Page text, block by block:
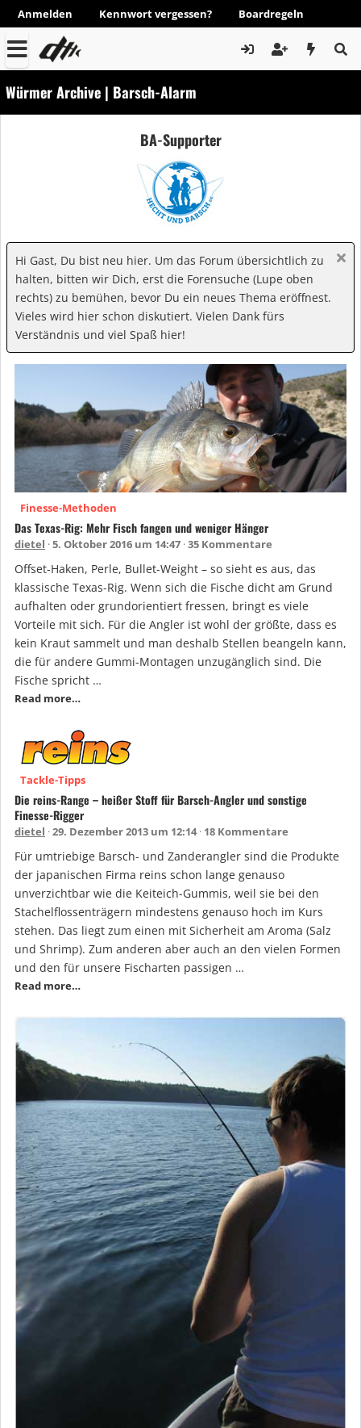
Anmelden Kennwort vergessen? Boardregeln
Würmer Archive | Barsch-Alarm
BA-Supporter
Hi Gast, Du bist neu hier. Um das Forum übersichtlich zu
halten, bitten wir Dich, erst die Forensuche (Lupe oben
rechts) zu bemühen, bevor Du ein neues Thema eröffnest.
Vieles wird hier schon diskutiert. Vielen Dank fürs
Verständnis und viel Spaß hier!
Finesse-Methoden
Das Texas-Rig: Mehr Fisch fangen und weniger Hänger
dietel 5. Oktober 2016 um 14:47 35 Kommentare
Offset-Haken, Perle, Bullet-Weight – so sieht es aus, das
klassische Texas-Rig. Wenn sich die Fische dicht am Grund
aufhalten oder grundorientiert fressen, bringt es viele
Vorteile mit sich. Für die Angler ist wohl der größte, dass es
kein Kraut sammelt und man deshalb Stellen beangeln kann,
die für andere Gummi-Montagen unzugänglich sind. Die
Fische spricht …
Read more…
Tackle-Tipps
Die reins-Range – heißer Stoff für Barsch-Angler und sonstige
Finesse-Rigger
dietel 29. Dezember 2013 um 12:14 18 Kommentare
Für umtriebige Barsch- und Zanderangler sind die Produkte
der japanischen Firma reins schon lange genauso
unverzichtbar wie die Keiteich-Gummis, weil sie bei den
Stachelflossenträgern mindestens genauso hoch im Kurs
stehen. Das liegt zum einen mit Sicherheit am Aroma (Salz
und Shrimp). Zum anderen aber auch an den vielen Formen
und den für unsere Fischarten passigen …
Read more…